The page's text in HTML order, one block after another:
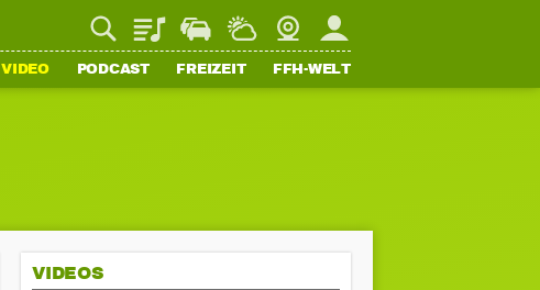
PlaylistStaupilotWetterWebcamMein FFH
VIDEO PODCAST FREIZEIT FFH-WELT
VIDEOS